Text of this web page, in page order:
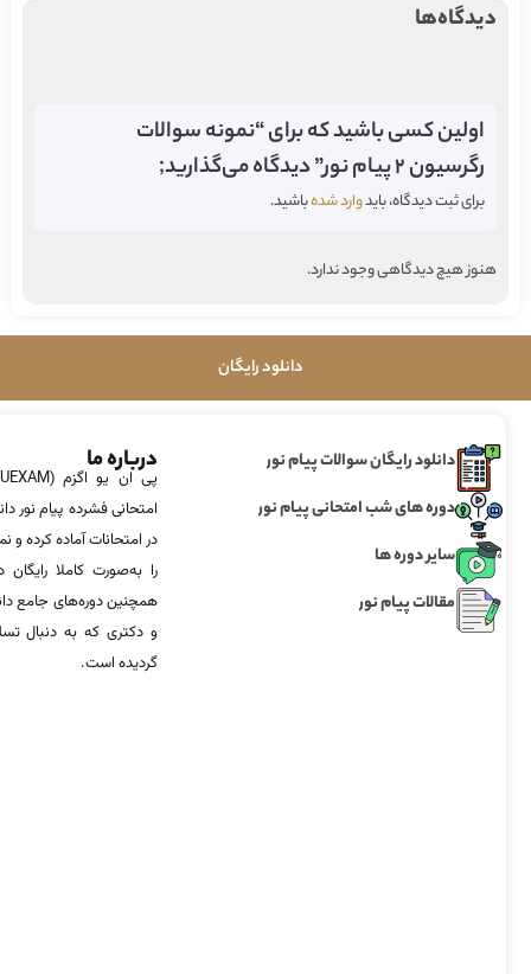
دیدگاه‌ها
اولین کسی باشید که برای “نمونه سوالات
رگرسیون 2 پیام نور” دیدگاه می‌گذارید;
برای ثبت دیدگاه، بایدوارد شدهباشید.
هنوز هیچ دیدگاهی وجود ندارد.
دانلود رایگان
دانلود رایگان سوالات پیام نور
دوره های شب امتحانی پیام نور
سایر دوره ها
مقالات پیام نور
درباره ما
امتحانی فشرده پیام نور
در امتحانات آماده‌ کرده
را به‌صورت کاملا
همچنین دوره‌های جامع
و دکتری که به دنبال
گردیده است.